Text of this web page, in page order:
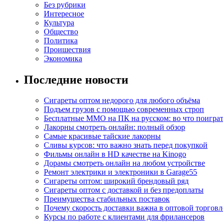
Без рубрики
Интересное
Культура
Общество
Политика
Проишествия
Экономика
Последние новости
Сигареты оптом недорого для любого объёма
Подъем грузов с помощью современных строп
Бесплатные MMO на ПК на русском: во что
Лакорны смотреть онлайн: полный обзор
Самые красивые тайские лакорны
Сливы курсов: что важно знать перед покупкой
Фильмы онлайн в HD качестве на Kinogo
Дорамы смотреть онлайн на любом устройстве
Ремонт электрики и электроники в Garage55
Сигареты оптом: широкий брендовый ряд
Сигареты оптом с доставкой и без предоплаты
Преимущества стабильных поставок
Почему скорость доставки важна в оптовой
Курсы по работе с клиентами для фрилансеров